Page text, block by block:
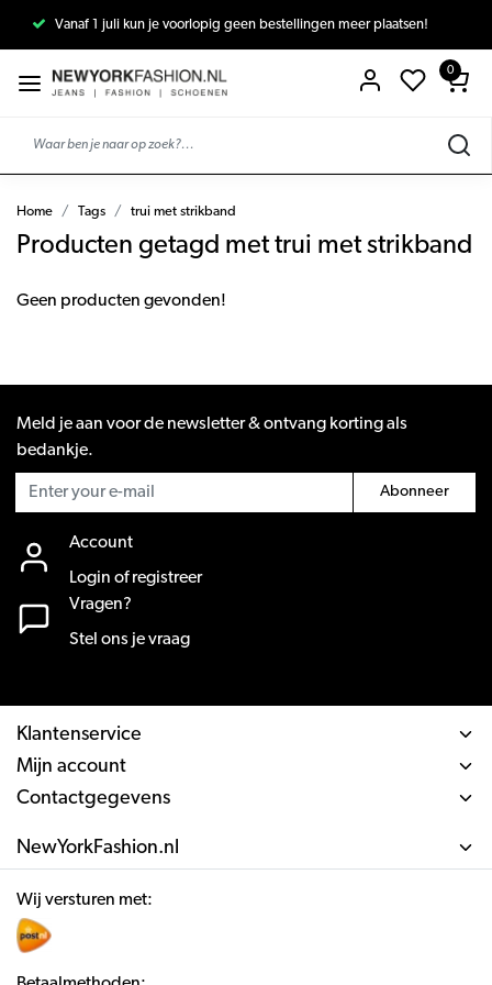
Vanaf 1 juli kun je voorlopig geen bestellingen meer plaatsen!
0
Home Tags trui met strikband
Producten getagd met trui met strikband
Geen producten gevonden!
Meld je aan voor de newsletter & ontvang korting als
bedankje.
Abonneer
Account
Login of registreer
Vragen?
Stel ons je vraag
Klantenservice
Mijn account
Contactgegevens
NewYorkFashion.nl
Wij versturen met: